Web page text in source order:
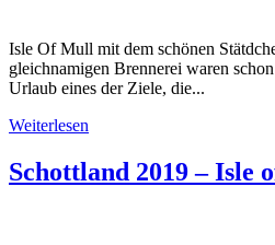
Isle Of Mull mit dem schönen
gleichnamigen Brennerei waren
Urlaub eines der Ziele, die...
Weiterlesen
Schottland 2019 – Isle